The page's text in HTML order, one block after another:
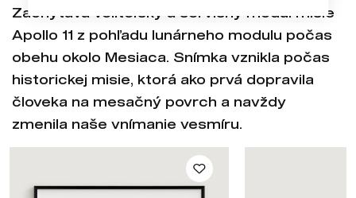
Zachytáva veliteľský a servisný modul misie
Apollo 11 z pohľadu lunárneho modulu počas
obehu okolo Mesiaca. Snímka vznikla počas
historickej misie, ktorá ako prvá dopravila
človeka na mesačný povrch a navždy
zmenila naše vnímanie vesmíru.